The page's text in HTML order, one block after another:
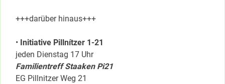
+++darüber hinaus+++
• Initiative Pillnítzer 1-21
jeden Dienstag 17 Uhr
Familientreff Staaken Pi21
EG Pillnitzer Weg 21